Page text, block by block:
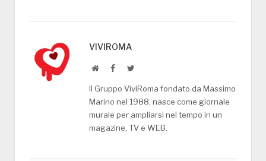
VIVIROMA
WebsiteFacebookTwitter
Il Gruppo ViviRoma fondato da Massimo
Marino nel 1988, nasce come giornale
murale per ampliarsi nel tempo in un
magazine, TV e WEB.